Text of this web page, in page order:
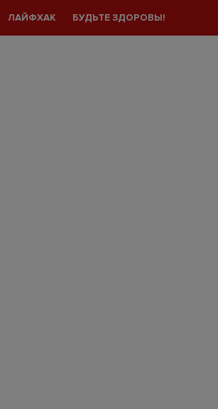
ЛАЙФХАК БУДЬТЕ ЗДОРОВЫ!